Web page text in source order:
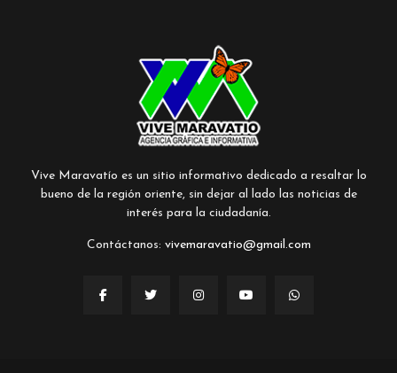
Vive Maravatío es un sitio informativo dedicado a resaltar lo
bueno de la región oriente, sin dejar al lado las noticias de
interés para la ciudadanía.
Contáctanos: vivemaravatio@gmail.com